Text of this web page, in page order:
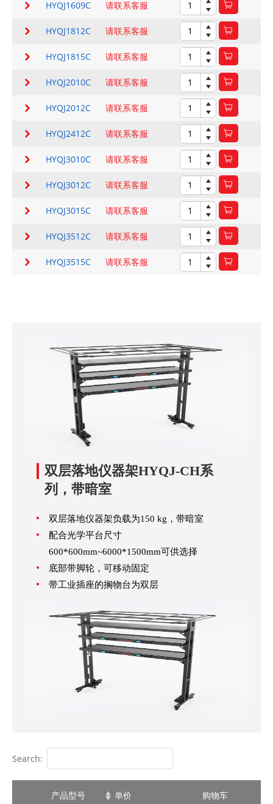
HYQJ1609C 请联系客服
HYQJ1812C 请联系客服
HYQJ1815C 请联系客服
HYQJ2010C 请联系客服
HYQJ2012C 请联系客服
HYQJ2412C 请联系客服
HYQJ3010C 请联系客服
HYQJ3012C 请联系客服
HYQJ3015C 请联系客服
HYQJ3512C 请联系客服
HYQJ3515C 请联系客服
双层落地仪器架HYQJ-CH系
列，带暗室
双层落地仪器架负载为150 kg，带暗室
配合光学平台尺寸
600*600mm~6000*1500mm可供选择
底部带脚轮，可移动固定
带工业插座的搁物台为双层
Search:
产品型号 单价 购物车